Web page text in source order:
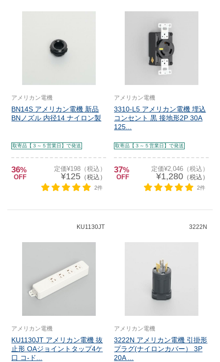
アメリカン電機
BN14S アメリカン電機 新品
BNノズル 内径14 ナイロン製
取寄品【３～５営業日】で発送
36%
OFF
定価¥198（税込）
¥125（税込）
2件
アメリカン電機
3310-L5 アメリカン電機 埋込
コンセント 黒 接地形2P 30A
125...
取寄品【３～５営業日】で発送
37%
OFF
定価¥2,046（税込）
¥1,280（税込）
2件
KU1130JT
アメリカン電機
KU1130JT アメリカン電機 抜
止形 OAジョイントタップ4ケ
口 コ-ド...
3222N
アメリカン電機
3222N アメリカン電機 引掛形
プラグ(ナイロンカバー） 3P
20A ...